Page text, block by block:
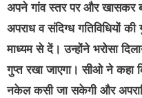
अपने गांव स्तर पर और खासकर
अपराध व संदिग्ध गतिविधियों
माध्यम से दें। उन्होंने भरोसा
गुप्त रखा जाएगा। सीओ ने
नकेल कसी जा सकेगी और